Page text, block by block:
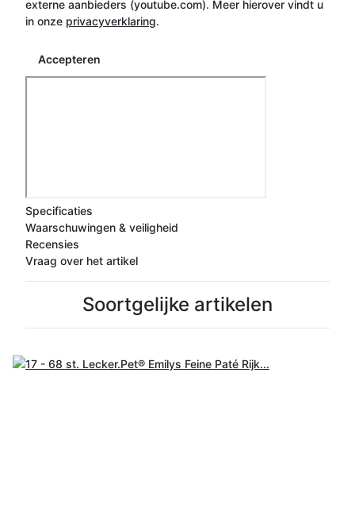
externe aanbieders (youtube.com). Meer hierover vindt u
in onze privacyverklaring.
Accepteren
Specificaties
Waarschuwingen & veiligheid
Recensies
Vraag over het artikel
Soortgelijke artikelen